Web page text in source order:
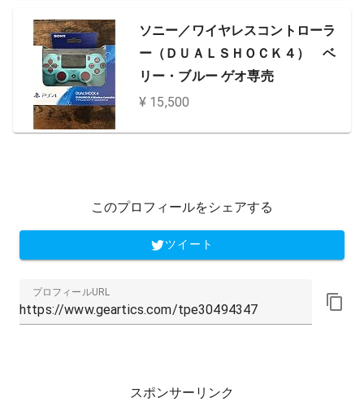
ソニー／ワイヤレスコントローラ
ー（ＤＵＡＬＳＨＯＣＫ４） ベ
リー・ブルー ゲオ専売
¥ 15,500
このプロフィールをシェアする
ツイート
プロフィールURL
スポンサーリンク